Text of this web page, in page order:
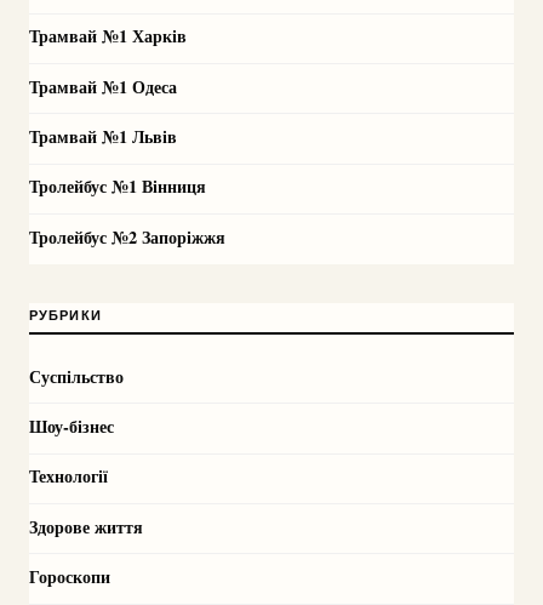
Трамвай №1 Харків
Трамвай №1 Одеса
Трамвай №1 Львів
Тролейбус №1 Вінниця
Тролейбус №2 Запоріжжя
РУБРИКИ
Суспільство
Шоу-бізнес
Технології
Здорове життя
Гороскопи